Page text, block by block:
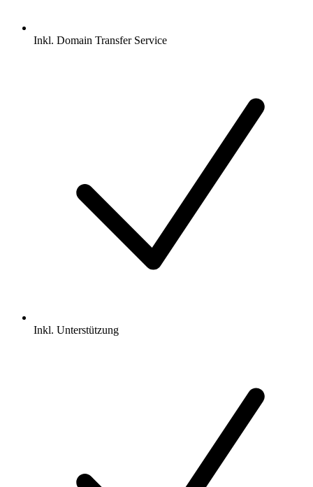
Inkl. Domain Transfer Service
Inkl. Unterstützung